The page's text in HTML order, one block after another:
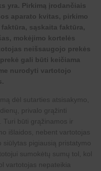
yra. Pirkimą įrodančiais
aparato kvitas, pirkimo
sąskaita faktūra,
mokėjimo kortelės
neišsaugojo prekės
gali būti keičiama
nurodyti vartotojo
dėl sutarties atsisakymo,
privalo grąžinti
Turi būti grąžinamos ir
išlaidos, nebent vartotojas
siūlytas pigiausią pristatymo
sumokėtų sumų tol, kol
vartotojas nepateikia